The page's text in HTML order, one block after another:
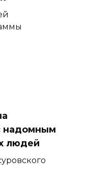
надомным
людей